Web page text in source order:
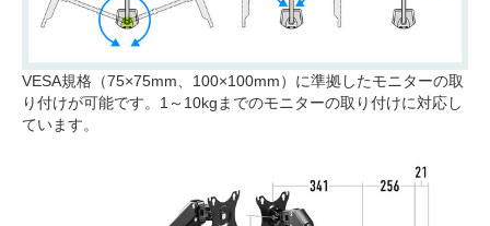
VESA規格（75×75mm、100×100mm）に準拠したモニターの取
り付けが可能です。1～10kgまでのモニターの取り付けに対応し
ています。